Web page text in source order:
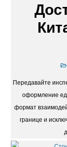
Передавайте
оформление
формат
границе и